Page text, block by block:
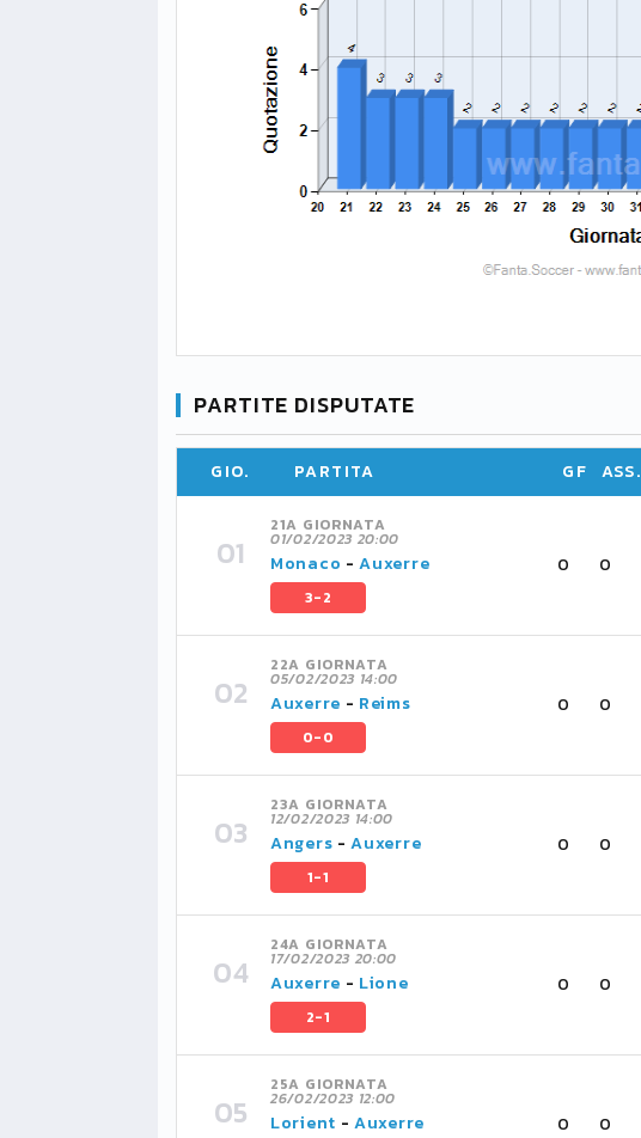
PARTITE DISPUTATE
GIO. PARTITA GF ASS.
21A GIORNATA
01/02/2023 20:00
Monaco -Auxerre
3-2
0 0
22A GIORNATA
05/02/2023 14:00
Auxerre - Reims
0-0
0 0
23A GIORNATA
12/02/2023 14:00
Angers -Auxerre
1-1
0 0
24A GIORNATA
17/02/2023 20:00
Auxerre - Lione
2-1
0 0
25A GIORNATA
26/02/2023 12:00
Lorient -Auxerre 0 0